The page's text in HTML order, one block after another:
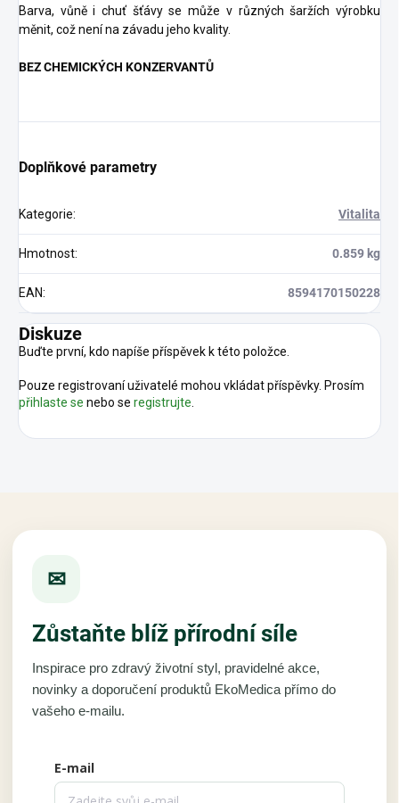
Barva, vůně i chuť šťávy se může v různých šaržích výrobku
měnit, což není na závadu jeho kvality.
BEZ CHEMICKÝCH KONZERVANTŮ
Doplňkové parametry
Kategorie: Vitalita
Hmotnost: 0.859 kg
EAN: 8594170150228
Diskuze
Buďte první, kdo napíše příspěvek k této položce.
Pouze registrovaní uživatelé mohou vkládat příspěvky. Prosím
přihlaste se nebo se registrujte
✉
Zůstaňte blíž přírodní síle
Inspirace pro zdravý životní styl, pravidelné akce,
novinky a doporučení produktů EkoMedica přímo do
vašeho e-mailu.
E-mail